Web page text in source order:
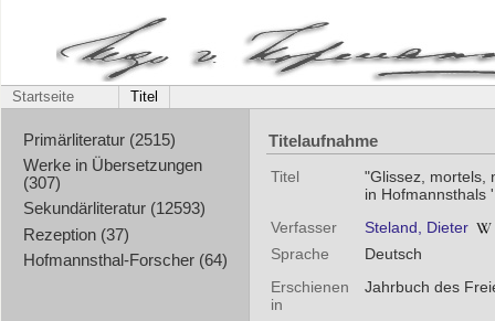
Startseite Titel
Primärliteratur (2515)
Werke in Übersetzungen
(307)
Sekundärliteratur (12593)
Rezeption (37)
Hofmannsthal-Forscher (64)
Titelaufnahme
Titel
"Glissez, mortels,
in Hofmannsthals
Verfasser
Steland, Dieter
Sprache
Deutsch
Erschienen
in
Jahrbuch des